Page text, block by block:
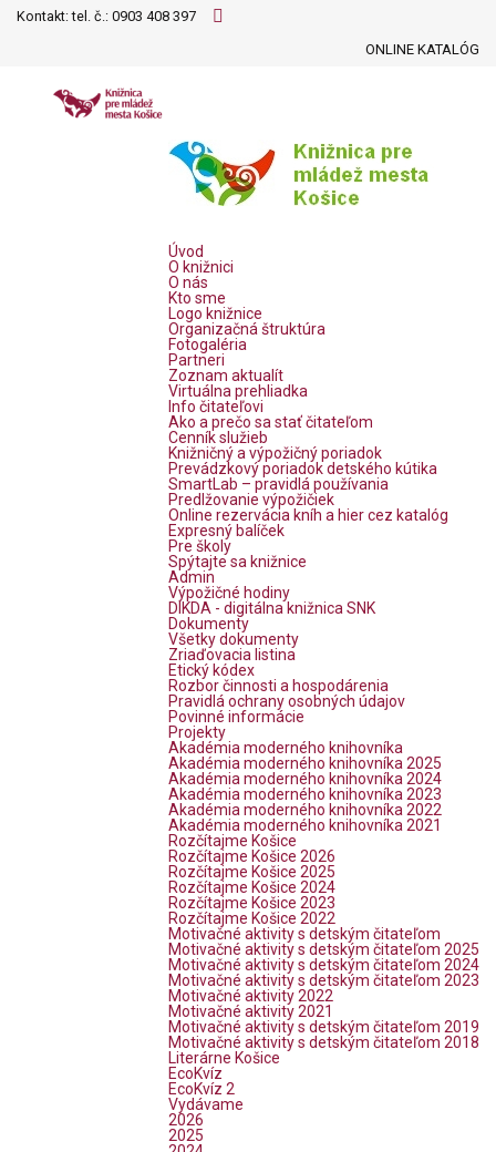
Kontakt: tel. č.: 0903 408 397
ONLINE KATALÓG
Úvod
O knižnici
O nás
Kto sme
Logo knižnice
Organizačná štruktúra
Fotogaléria
Partneri
Zoznam aktualít
Virtuálna prehliadka
Info čitateľovi
Ako a prečo sa stať čitateľom
Cenník služieb
Knižničný a výpožičný poriadok
Prevádzkový poriadok detského kútika
SmartLab – pravidlá používania
Predlžovanie výpožičiek
Online rezervácia kníh a hier cez katalóg
Expresný balíček
Pre školy
Spýtajte sa knižnice
Admin
Výpožičné hodiny
DIKDA - digitálna knižnica SNK
Dokumenty
Všetky dokumenty
Zriaďovacia listina
Etický kódex
Rozbor činnosti a hospodárenia
Pravidlá ochrany osobných údajov
Povinné informácie
Projekty
Akadémia moderného knihovníka
Akadémia moderného knihovníka 2025
Akadémia moderného knihovníka 2024
Akadémia moderného knihovníka 2023
Akadémia moderného knihovníka 2022
Akadémia moderného knihovníka 2021
Rozčítajme Košice
Rozčítajme Košice 2026
Rozčítajme Košice 2025
Rozčítajme Košice 2024
Rozčítajme Košice 2023
Rozčítajme Košice 2022
Motivačné aktivity s detským čitateľom
Motivačné aktivity s detským čitateľom 2025
Motivačné aktivity s detským čitateľom 2024
Motivačné aktivity s detským čitateľom 2023
Motivačné aktivity 2022
Motivačné aktivity 2021
Motivačné aktivity s detským čitateľom 2019
Motivačné aktivity s detským čitateľom 2018
Literárne Košice
EcoKvíz
EcoKvíz 2
Vydávame
2026
2025